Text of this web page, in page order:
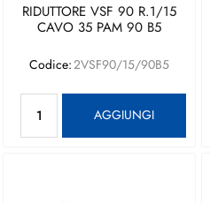
RIDUTTORE VSF 90 R.1/15
CAVO 35 PAM 90 B5
Codice:2VSF90/15/90B5
AGGIUNGI